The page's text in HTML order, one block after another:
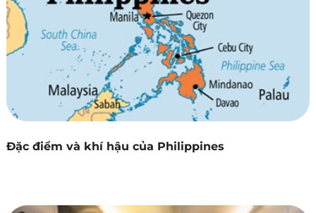
Đặc điểm và khí hậu của Philippines